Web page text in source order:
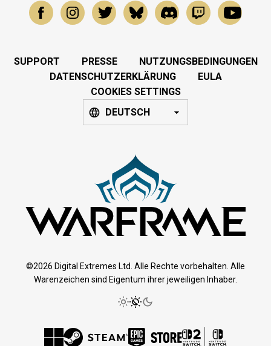
SUPPORT PRESSE
NUTZUNGSBEDINGUNGEN
DATENSCHUTZERKLÄRUNG
EULA
COOKIES SETTINGS
DEUTSCH
©2026 Digital Extremes Ltd. Alle Rechte vorbehalten. Alle
Warenzeichen sind Eigentum ihrer jeweiligen Inhaber.